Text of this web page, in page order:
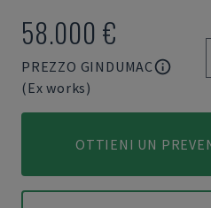
58.000 €
PREZZO GINDUMAC
(Ex works)
OTTIENI UN